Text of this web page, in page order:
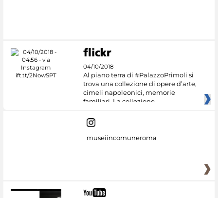
04/10/2018
Al piano terra di #PalazzoPrimoli si
trova una collezione di opere d’arte,
cimeli napoleonici, memorie
familiari. La collezione
museiincomuneroma